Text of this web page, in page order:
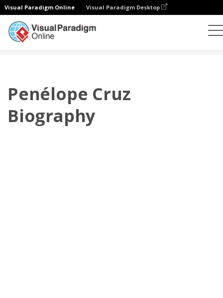
Visual Paradigm Online Visual Paradigm Desktop
Penélope Cruz
Biography